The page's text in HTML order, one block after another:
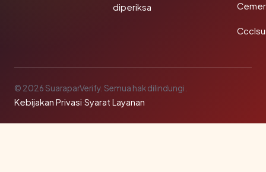
diperiksa
© 2026 SuaraparVerify. Semua hak dilindungi.
Kebijakan Privasi·Syarat Layanan